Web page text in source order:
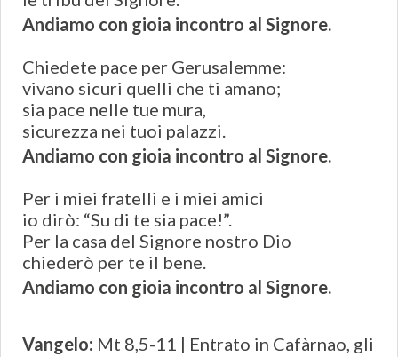
Andiamo con gioia incontro al Signore.
Chiedete pace per Gerusalemme:
vivano sicuri quelli che ti amano;
sia pace nelle tue mura,
sicurezza nei tuoi palazzi.
Andiamo con gioia incontro al Signore.
Per i miei fratelli e i miei amici
io dirò: “Su di te sia pace!”.
Per la casa del Signore nostro Dio
chiederò per te il bene.
Andiamo con gioia incontro al Signore.
Vangelo: Mt 8,5-11 | Entrato in Cafàrnao, gli